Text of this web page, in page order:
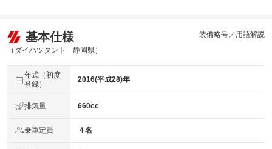
基本仕様
（ダイハツタント 静岡県）
装備略号／用語解説
年式（初度
登録）
2016(平成28)年
排気量 660cc
乗車定員 ４名